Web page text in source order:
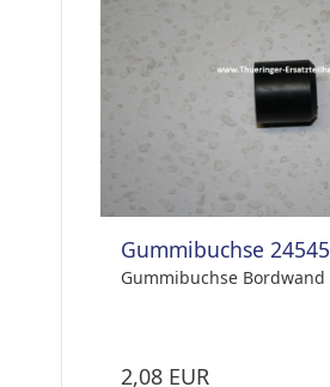
Gummibuchse
Gummibuchse Bordwand
2,08 EUR